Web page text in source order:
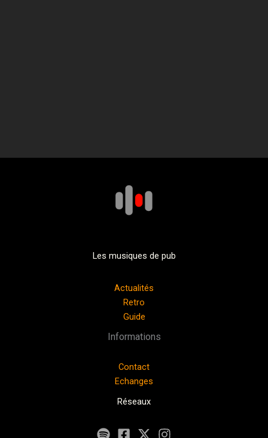
Les musiques de pub
Actualités
Retro
Guide
Informations
Contact
Echanges
Réseaux